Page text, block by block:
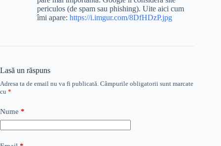
periculos (de spam sau phishing). Uite aici cum
îmi apare: https://i.imgur.com/8DfHDzP.jpg
Lasă un răspuns
Adresa ta de email nu va fi publicată. Câmpurile obligatorii sunt marcate
cu *
Nume *